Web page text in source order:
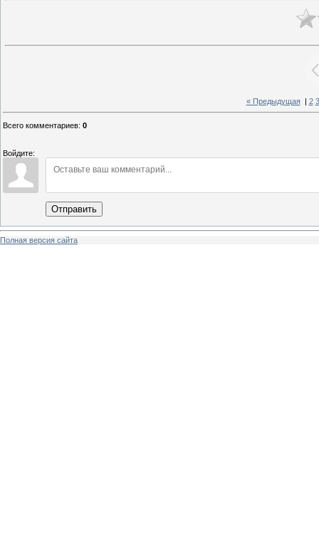
« Предыдущая| 2 3
Всего комментариев: 0
Войдите:
Отправить
Полная версия сайта